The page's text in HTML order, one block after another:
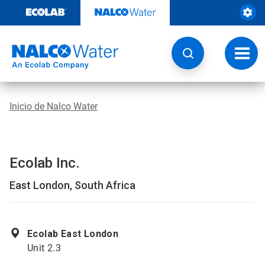
contenido
de
Inicio de Nalco Water
Ecolab Inc.
East London, South Africa
Ecolab East London
Unit 2.3